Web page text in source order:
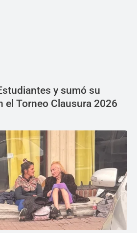
y sumó su
el Torneo Clausura 2026